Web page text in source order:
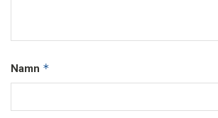
Namn *